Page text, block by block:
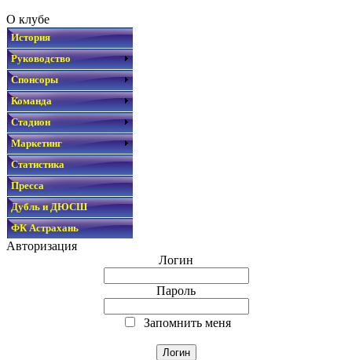
О клубе
История
Руководство
Спонсоры
Команда
Стадион
Маркетинг
Статистика
Пресса
Дубль и ДЮСШ
ФК Астрахань
Авторизация
Логин
Пароль
Запомнить меня